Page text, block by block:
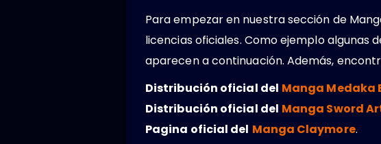
Para empezar en nuestra sección de
licencias oficiales. Como ejemplo algunas
aparecen a continuación. Además,
Distribución oficial del Manga Medaka
Distribución oficial del Manga Sword
Pagina oficial del Manga Claymore.